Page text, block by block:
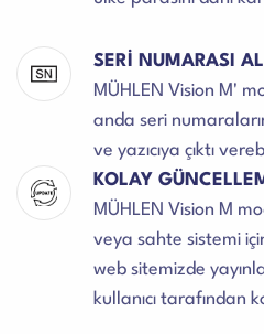
SERİ NUMARASI
MÜHLEN Vision M'
anda seri
ve yazıcıya çıktı
KOLAY
MÜHLEN Vision M
veya sahte sistemi
web sitemizde
kullanıcı tarafından